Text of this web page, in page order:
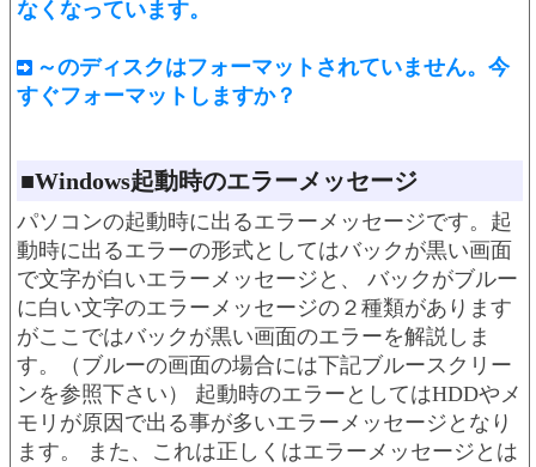
なくなっています。
～のディスクはフォーマットされていません。今
すぐフォーマットしますか？
■Windows起動時のエラーメッセージ
パソコンの起動時に出るエラーメッセージです。起
動時に出るエラーの形式としてはバックが黒い画面
で文字が白いエラーメッセージと、 バックがブルー
に白い文字のエラーメッセージの２種類があります
がここではバックが黒い画面のエラーを解説しま
す。（ブルーの画面の場合には下記ブルースクリー
ンを参照下さい） 起動時のエラーとしてはHDDやメ
モリが原因で出る事が多いエラーメッセージとなり
ます。 また、これは正しくはエラーメッセージとは